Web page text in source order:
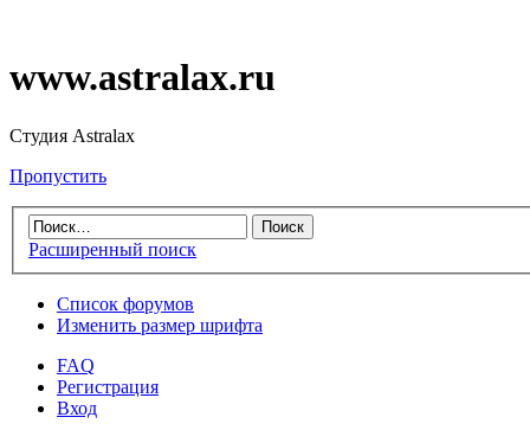
www.astralax.ru
Студия Astralax
Пропустить
Расширенный поиск
Список форумов
Изменить размер шрифта
FAQ
Регистрация
Вход